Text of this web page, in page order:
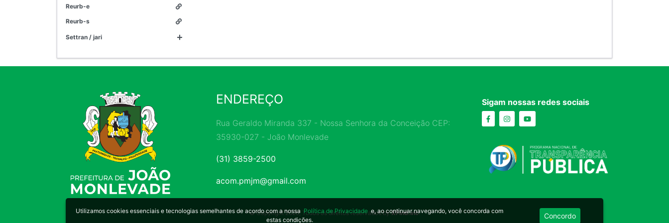
reurb-e
reurb-s
settran / jari
ENDEREÇO
Rua Geraldo Miranda 337 - Nossa Senhora da Conceição CEP:
35930-027 - João Monlevade
(31) 3859-2500
acom.pmjm@gmail.com
Sigam nossas redes sociais
© Copyright 2026, Todos os direitos reservados byXFind.inc.
Utilizamos cookies essenciais e tecnologias semelhantes de acordo com a nossaPolítica de Privacidadee, ao continuar navegando, você concorda com
estas condições.
Concordo